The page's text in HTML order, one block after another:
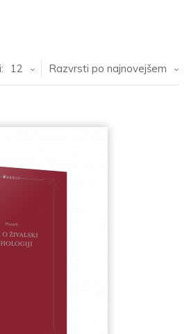
Razvrsti po najnovejšem
12